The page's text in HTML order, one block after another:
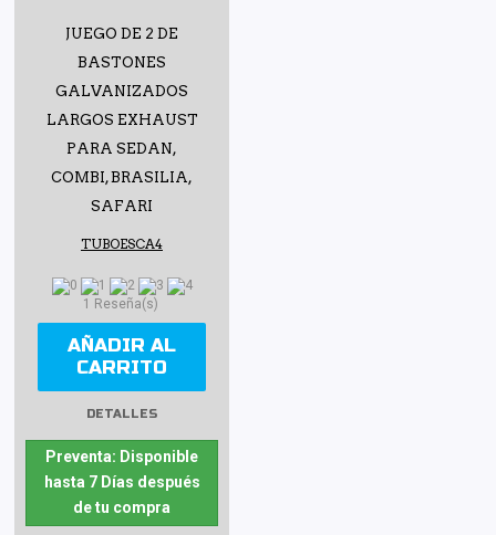
JUEGO DE 2 DE
BASTONES
GALVANIZADOS
LARGOS EXHAUST
PARA SEDAN,
COMBI, BRASILIA,
SAFARI
TUBOESCA4
1 Reseña(s)
AÑADIR AL
CARRITO
DETALLES
Preventa: Disponible
hasta 7 Días después
de tu compra